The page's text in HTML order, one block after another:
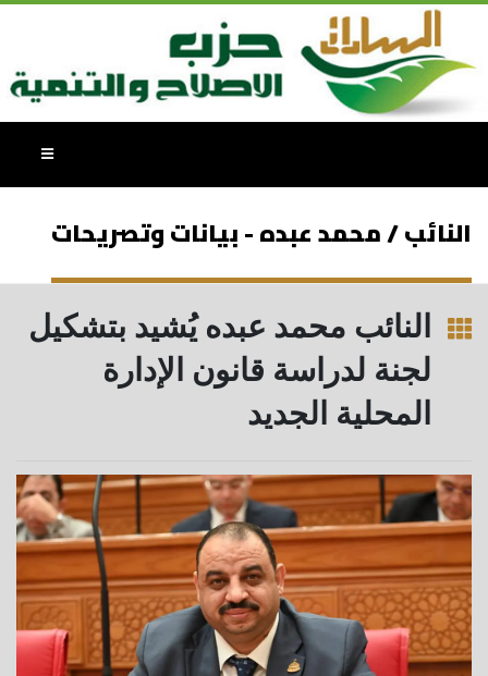
النائب / محمد عبده - بيانات وتصريحات
النائب محمد عبده يُشيد بتشكيل
لجنة لدراسة قانون الإدارة
المحلية الجديد